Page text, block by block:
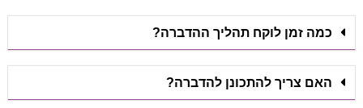
כמה זמן לוקח תהליך ההדברה?
האם צריך להתכונן להדברה?